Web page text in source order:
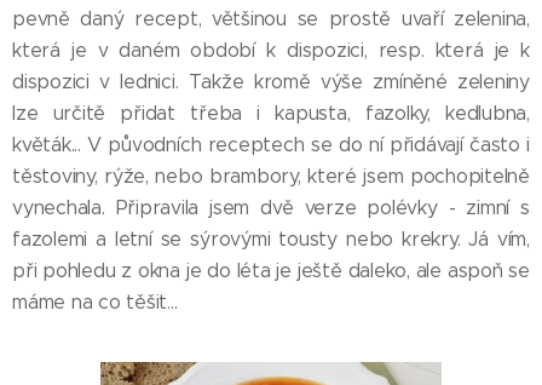
pevně daný recept, většinou se prostě uvaří zelenina,
která je v daném období k dispozici, resp. která je k
dispozici v lednici. Takže kromě výše zmíněné zeleniny
lze určitě přidat třeba i kapusta, fazolky, kedlubna,
květák... V původních receptech se do ní přidávají často i
těstoviny, rýže, nebo brambory, které jsem pochopitelně
vynechala. Připravila jsem dvě verze polévky - zimní s
fazolemi a letní se sýrovými tousty nebo krekry. Já vím,
při pohledu z okna je do léta je ještě daleko, ale aspoň se
máme na co těšit...